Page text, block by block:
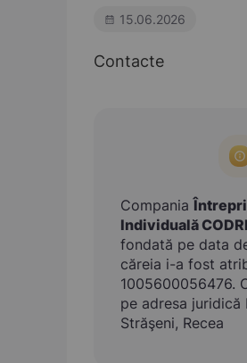
15.06.2026
Contacte
Compania
Individuală
fondată pe data
căreia i-a fost
1005600056476.
pe adresa juridică
Străşeni, Recea